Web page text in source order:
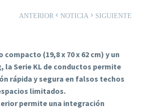
ANTERIOR NOTICIASIGUIENTE
compacto (19,8 x 70 x 62 cm) y un
la Serie KL de conductos permite
rápida y segura en falsos techos
limitados.
permite una integración